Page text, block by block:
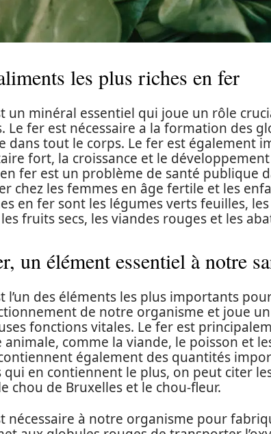
les plus riches en fer
un minéral essentiel qui joue un rôle
Le fer est nécessaire a la formation des
dans tout le corps. Le fer est également
fort, la croissance et le développement
fer est un problème de santé publique
chez les femmes en âge fertile et les
en fer sont les légumes verts feuilles,
fruits secs, les viandes rouges et les
un élément essentiel à notre
l’un des éléments les plus importants
de notre organisme et joue
fonctions vitales. Le fer est
animale, comme la viande, le poisson et
également des quantités
qui en contiennent le plus, on peut citer
chou de Bruxelles et le chou-fleur.
nécessaire à notre organisme pour